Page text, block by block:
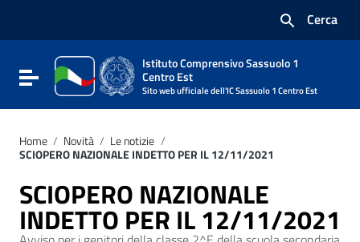
Vai al footer
Cerca
Attiva / disattiva la navigazione
Istituto Comprensivo Sassuolo 1
Centro Est
Sito web ufficiale dell'IC Sassuolo 1 Centro Est
Home / Novità / Le notizie /
SCIOPERO NAZIONALE INDETTO PER IL 12/11/2021
SCIOPERO NAZIONALE
INDETTO PER IL 12/11/2021